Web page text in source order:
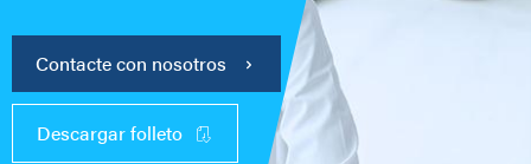
Contacte con nosotros
Descargar folleto